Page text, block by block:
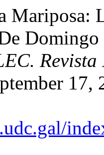
Mariposa:
Revista
17,